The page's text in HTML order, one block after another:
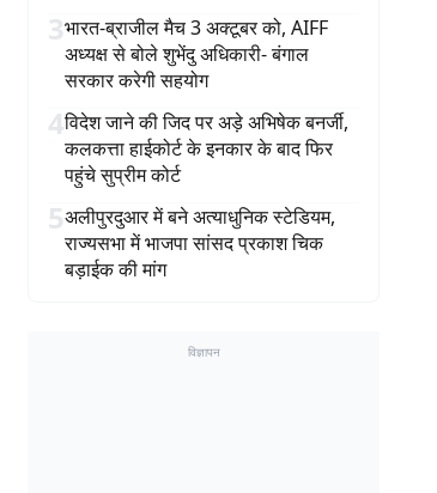
3भारत-ब्राजील मैच 3 अक्टूबर को, AIFF
अध्यक्ष से बोले शुभेंदु अधिकारी- बंगाल
सरकार करेगी सहयोग
4विदेश जाने की जिद पर अड़े अभिषेक बनर्जी,
कलकत्ता हाईकोर्ट के इनकार के बाद फिर
पहुंचे सुप्रीम कोर्ट
5अलीपुरदुआर में बने अत्याधुनिक स्टेडियम,
राज्यसभा में भाजपा सांसद प्रकाश चिक
बड़ाईक की मांग
विज्ञापन